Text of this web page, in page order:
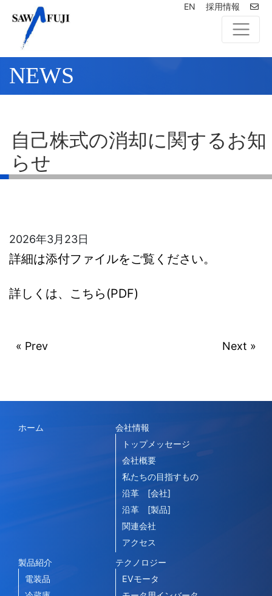
EN 採用情報
NEWS
自己株式の消却に関するお知
らせ
2026年3月23日
詳細は添付ファイルをご覧ください。
詳しくは、こちら(PDF)
« Prev Next »
ホーム
会社情報
トップメッセージ
会社概要
私たちの目指すもの
沿革 [会社]
沿革 [製品]
関連会社
アクセス
製品紹介
電装品
テクノロジー
EVモータ